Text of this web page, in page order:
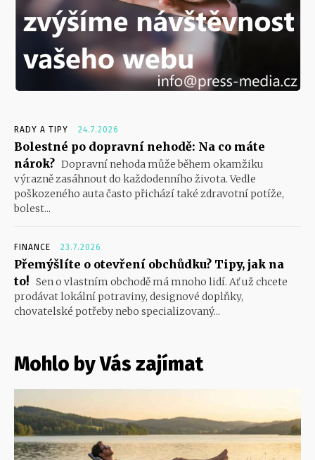
RADY A TIPY 24.7.2026
Bolestné po dopravní nehodě: Na co máte
nárok? Dopravní nehoda může během okamžiku
výrazně zasáhnout do každodenního života. Vedle
poškozeného auta často přichází také zdravotní potíže,
bolest...
FINANCE 23.7.2026
Přemýšlíte o otevření obchůdku? Tipy, jak na
to! Sen o vlastním obchodě má mnoho lidí. Ať už chcete
prodávat lokální potraviny, designové doplňky,
chovatelské potřeby nebo specializovaný...
Mohlo by Vás zajímat